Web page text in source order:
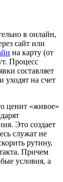
в онлайн,
сайт или
на карту (от
Процесс
составляет
уходят на счет
ценит «живое»
Это создает
служат не
рутину,
Причем
условия, а